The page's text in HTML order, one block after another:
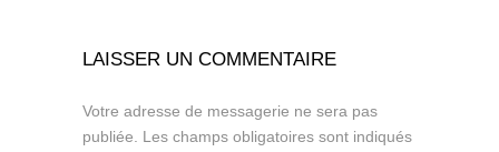
LAISSER UN COMMENTAIRE
Votre adresse de messagerie ne sera pas
publiée. Les champs obligatoires sont indiqués